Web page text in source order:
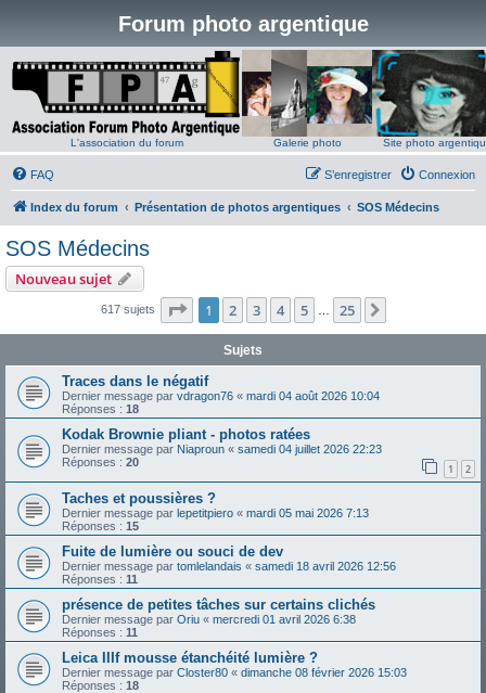
Forum photo argentique
L'association du forum Galerie photo Site photo
FAQ Connexion
S’enregistrer
Index du forum Présentation de photos argentiques SOS Médecins
SOS Médecins
Nouveau sujet
617 sujets Page 1sur25
1 2 3 4 5 25
Sujets
Traces dans le négatif
Dernier message par vdragon76 « mardi 04 août 2026 10:04
Réponses : 18
Kodak Brownie pliant - photos ratées
Dernier message par Niaproun « samedi 04 juillet 2026 22:23
Réponses : 20 1 2
Taches et poussières ?
Dernier message par lepetitpiero « mardi 05 mai 2026 7:13
Réponses : 15
Fuite de lumière ou souci de dev
Dernier message par tomlelandais « samedi 18 avril 2026 12:56
Réponses : 11
présence de petites tâches sur certains clichés
Dernier message par Oriu « mercredi 01 avril 2026 6:38
Réponses : 11
Leica IIIf mousse étanchéité lumière ?
Dernier message par Closter80 « dimanche 08 février 2026 15:03
Réponses : 18